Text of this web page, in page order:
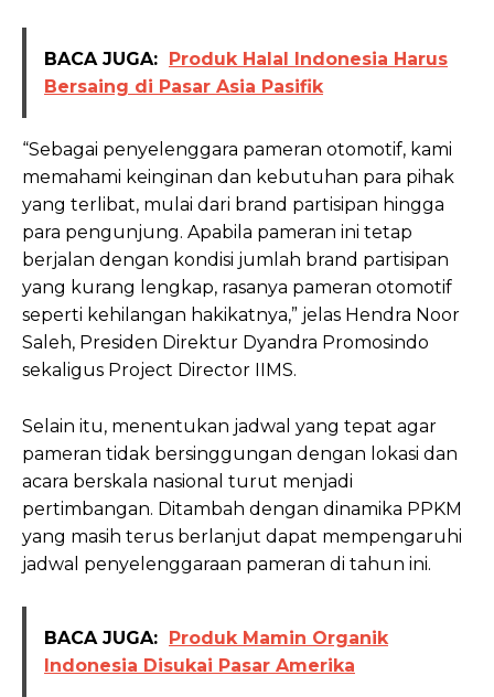
BACA JUGA: Produk Halal Indonesia Harus
Bersaing di Pasar Asia Pasifik
“Sebagai penyelenggara pameran otomotif, kami
memahami keinginan dan kebutuhan para pihak
yang terlibat, mulai dari brand partisipan hingga
para pengunjung. Apabila pameran ini tetap
berjalan dengan kondisi jumlah brand partisipan
yang kurang lengkap, rasanya pameran otomotif
seperti kehilangan hakikatnya,” jelas Hendra Noor
Saleh, Presiden Direktur Dyandra Promosindo
sekaligus Project Director IIMS.
Selain itu, menentukan jadwal yang tepat agar
pameran tidak bersinggungan dengan lokasi dan
acara berskala nasional turut menjadi
pertimbangan. Ditambah dengan dinamika PPKM
yang masih terus berlanjut dapat mempengaruhi
jadwal penyelenggaraan pameran di tahun ini.
BACA JUGA: Produk Mamin Organik
Indonesia Disukai Pasar Amerika